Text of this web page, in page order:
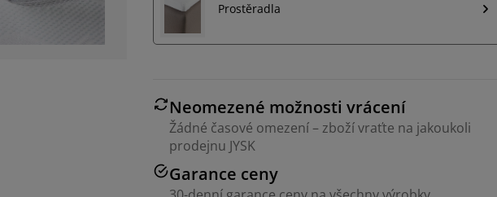
Prostěradla
Neomezené možnosti vrácení
Žádné časové omezení – zboží vraťte na jakoukoli
prodejnu JYSK
Garance ceny